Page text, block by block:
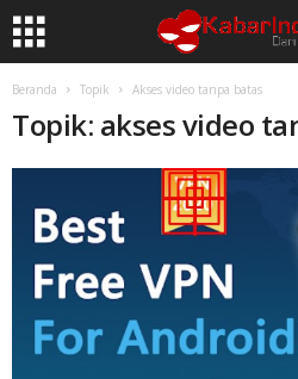
Beranda Topik Akses video tanpa batas
Topik: akses video